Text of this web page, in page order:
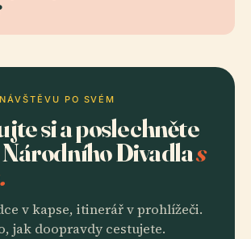
PO SVÉM
si a poslechněte
Divadlas
v kapse, itinerář v prohlížeči.
jak doopravdy cestujete.